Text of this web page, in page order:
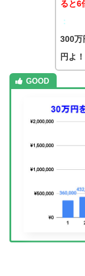
ると6
：
300万
円よ